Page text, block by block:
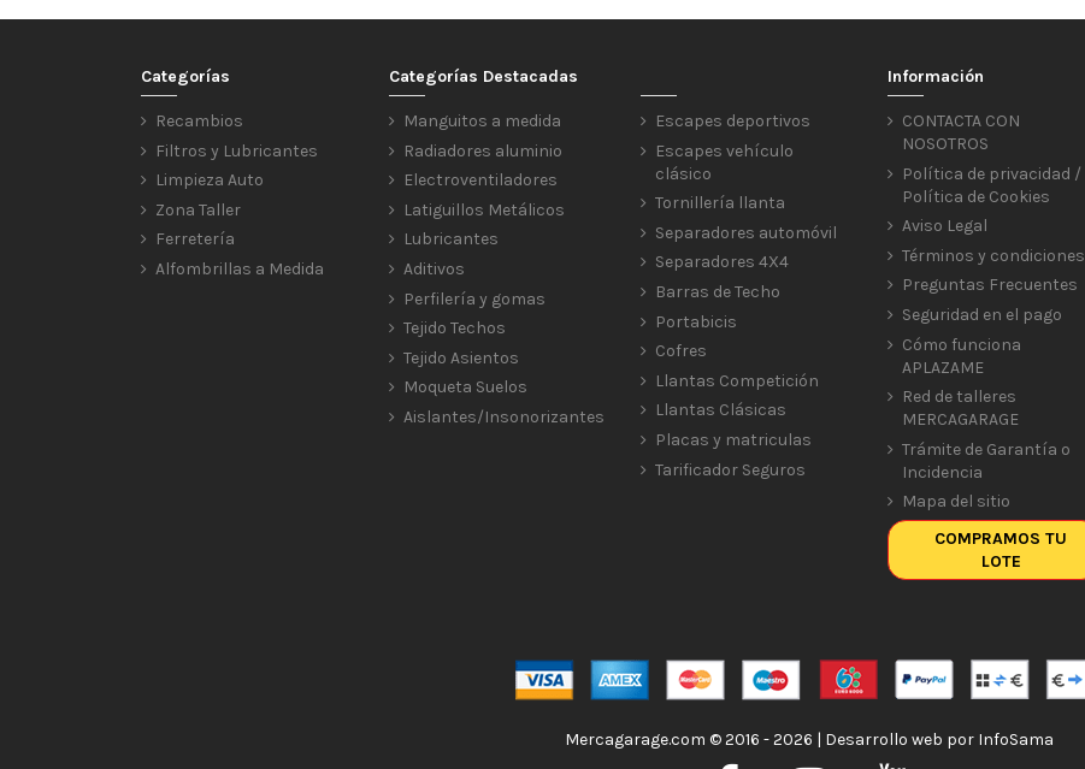
Categorías
Recambios
Filtros y Lubricantes
Limpieza Auto
Zona Taller
Ferretería
Alfombrillas a Medida
Categorías Destacadas
Manguitos a medida
Radiadores aluminio
Electroventiladores
Latiguillos Metálicos
Lubricantes
Aditivos
Perfilería y gomas
Tejido Techos
Tejido Asientos
Moqueta Suelos
Aislantes/Insonorizantes
Escapes deportivos
Escapes vehículo
clásico
Tornillería llanta
Separadores automóvil
Separadores 4X4
Barras de Techo
Portabicis
Cofres
Llantas Competición
Llantas Clásicas
Placas y matriculas
Tarificador Seguros
Información
CONTACTA CON
NOSOTROS
Política de privacidad /
Política de Cookies
Aviso Legal
Términos y condiciones
Preguntas Frecuentes
Seguridad en el pago
Cómo funciona
APLAZAME
Red de talleres
MERCAGARAGE
Trámite de Garantía o
Incidencia
Mapa del sitio
COMPRAMOS TU
LOTE
Mercagarage.com © 2016 - 2026 | Desarrollo web por InfoSama